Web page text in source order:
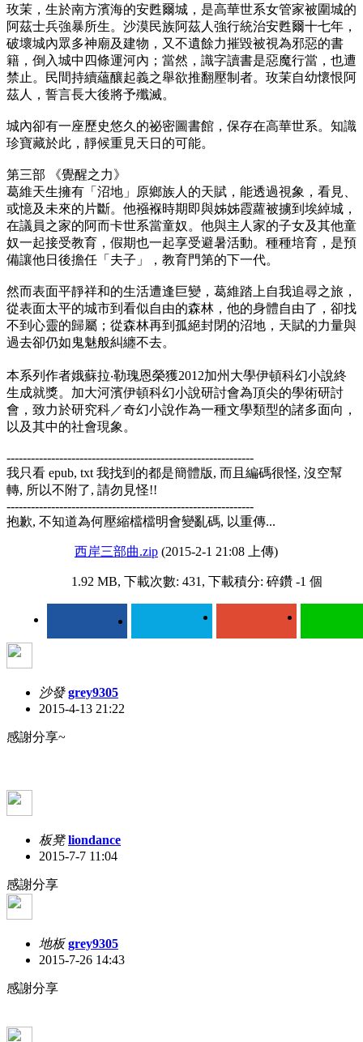
玫茉，生於南方濱海的安甦爾城，是高華世系女管家被圍城的
阿茲士兵強暴所生。沙漠民族阿茲人強行統治安甦爾十七年，
破壞城內眾多神廟及建物，又不遺餘力摧毀被視為邪惡的書
籍，倒入城中四條運河內；當然，識字讀書是惡魔行當，也遭
禁止。民間持續蘊釀起義之舉欲推翻壓制者。玫茉自幼懷恨阿
茲人，誓言長大後將予殲滅。
城內卻有一座歷史悠久的祕密圖書館，保存在高華世系。知識
珍寶藏於此，靜候重見天日的可能。
第三部 《覺醒之力》
葛維天生擁有「沼地」原鄉族人的天賦，能透過視象，看見、
或憶及未來的片斷。他襁褓時期即與姊姊霞蘿被擄到埃綽城，
在議員之家的阿而卡世系當童奴。他與主人家的子女及其他童
奴一起接受教育，假期也一起享受避暑活動。種種培育，是預
備讓他日後擔任「夫子」，教育門第的下一代。
然而表面平靜祥和的生活遭逢巨變，葛維踏上自我追尋之旅，
從表面太平的城市到看似自由的森林，他的身體自由了，卻找
不到心靈的歸屬；從森林再到孤絕封閉的沼地，天賦的力量與
過去卻仍如鬼魅般糾纏不去。
本系列作者娥蘇拉‧勒瑰恩榮獲2012加州大學伊頓科幻小說終
生成就獎。加大河濱伊頓科幻小說研討會為頂尖的學術研討
會，致力於研究科／奇幻小說作為一種文學類型的諸多面向，
以及其中的社會現象。
-------------------------------------------------------------
我只看 epub, txt 我找到的都是簡體版, 而且編碼很怪, 沒空幫
轉, 所以不附了, 請勿見怪!!
-------------------------------------------------------------
抱歉, 不知道為何壓縮檔檔明會變亂碼, 以重傳...
西岸三部曲.zip (2015-2-1 21:08 上傳)
1.92 MB, 下載次數: 431, 下載積分: 碎鑽 -1 個
沙發 grey9305
2015-4-13 21:22
感謝分享~
板凳 liondance
2015-7-7 11:04
感謝分享
地板 grey9305
2015-7-26 14:43
感謝分享